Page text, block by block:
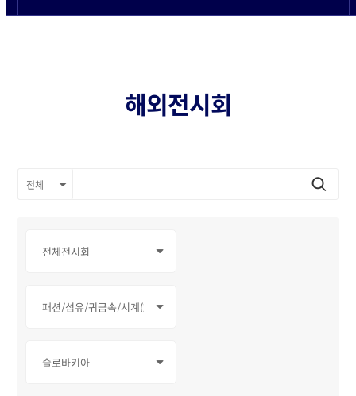
해외전시회